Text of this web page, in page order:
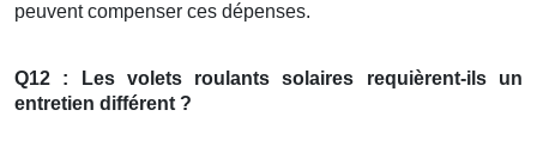
peuvent compenser ces dépenses.
Q12 : Les volets roulants solaires requièrent-ils un
entretien différent ?